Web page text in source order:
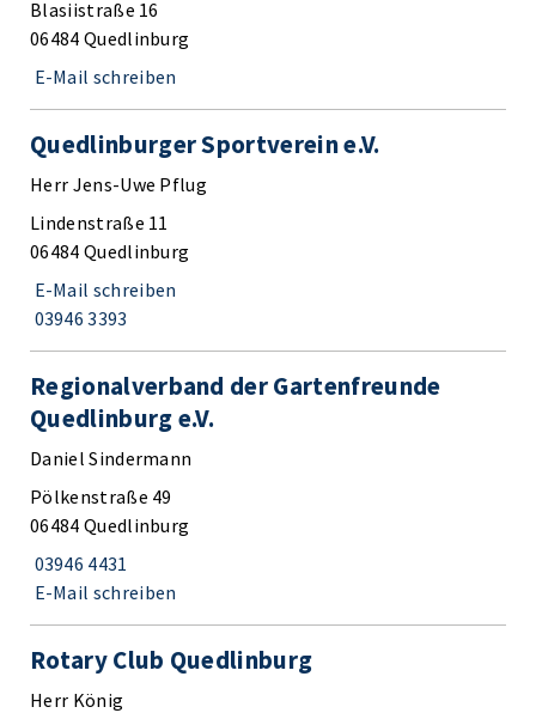
Blasiistraße 16
06484 Quedlinburg
E-Mail schreiben
Quedlinburger Sportverein e.V.
Herr Jens-Uwe Pflug
Lindenstraße 11
06484 Quedlinburg
E-Mail schreiben
03946 3393
Regionalverband der Gartenfreunde
Quedlinburg e.V.
Daniel Sindermann
Pölkenstraße 49
06484 Quedlinburg
03946 4431
E-Mail schreiben
Rotary Club Quedlinburg
Herr König